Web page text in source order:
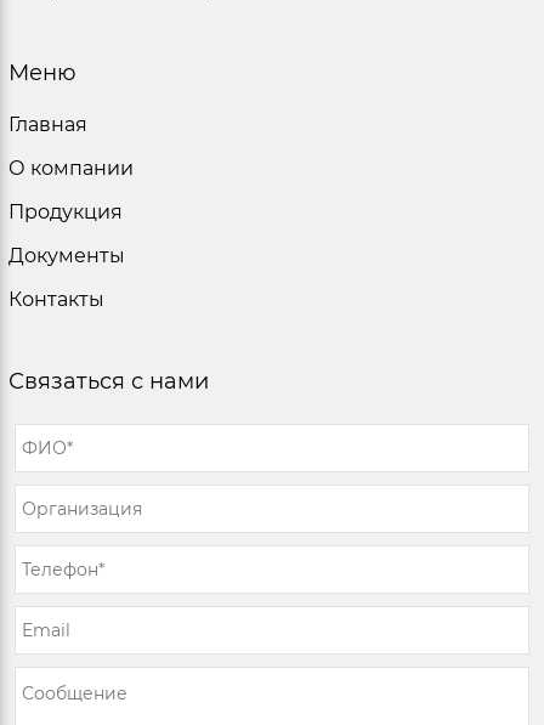
Меню
Главная
О компании
Продукция
Документы
Контакты
Связаться с нами